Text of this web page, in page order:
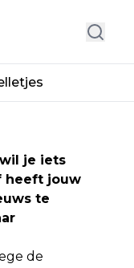
je iets
heeft jouw
te
de